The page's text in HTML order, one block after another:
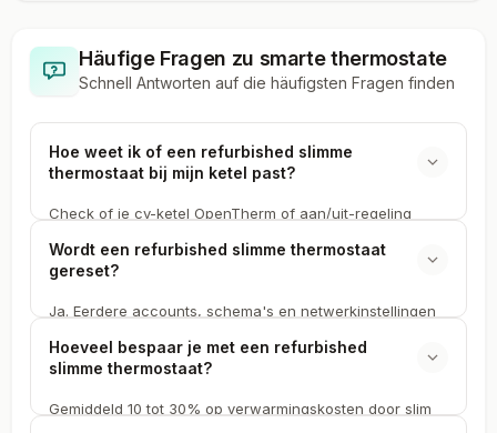
Häufige Fragen zu smarte thermostate
Schnell Antworten auf die häufigsten Fragen finden
Hoe weet ik of een refurbished slimme
thermostaat bij mijn ketel past?
Check of je cv-ketel OpenTherm of aan/uit-regeling
vraag het aan je installateur. Op de productpagina bij
ondersteunt.
Wordt een refurbished slimme thermostaat
gereset?
Ja. Eerdere accounts, schema's en netwerkinstellingen
koppelt het refurbished apparaat aan je eigen account
allemaal.
Hoeveel bespaar je met een refurbished
slimme thermostaat?
Gemiddeld 10 tot 30% op verwarmingskosten door slim